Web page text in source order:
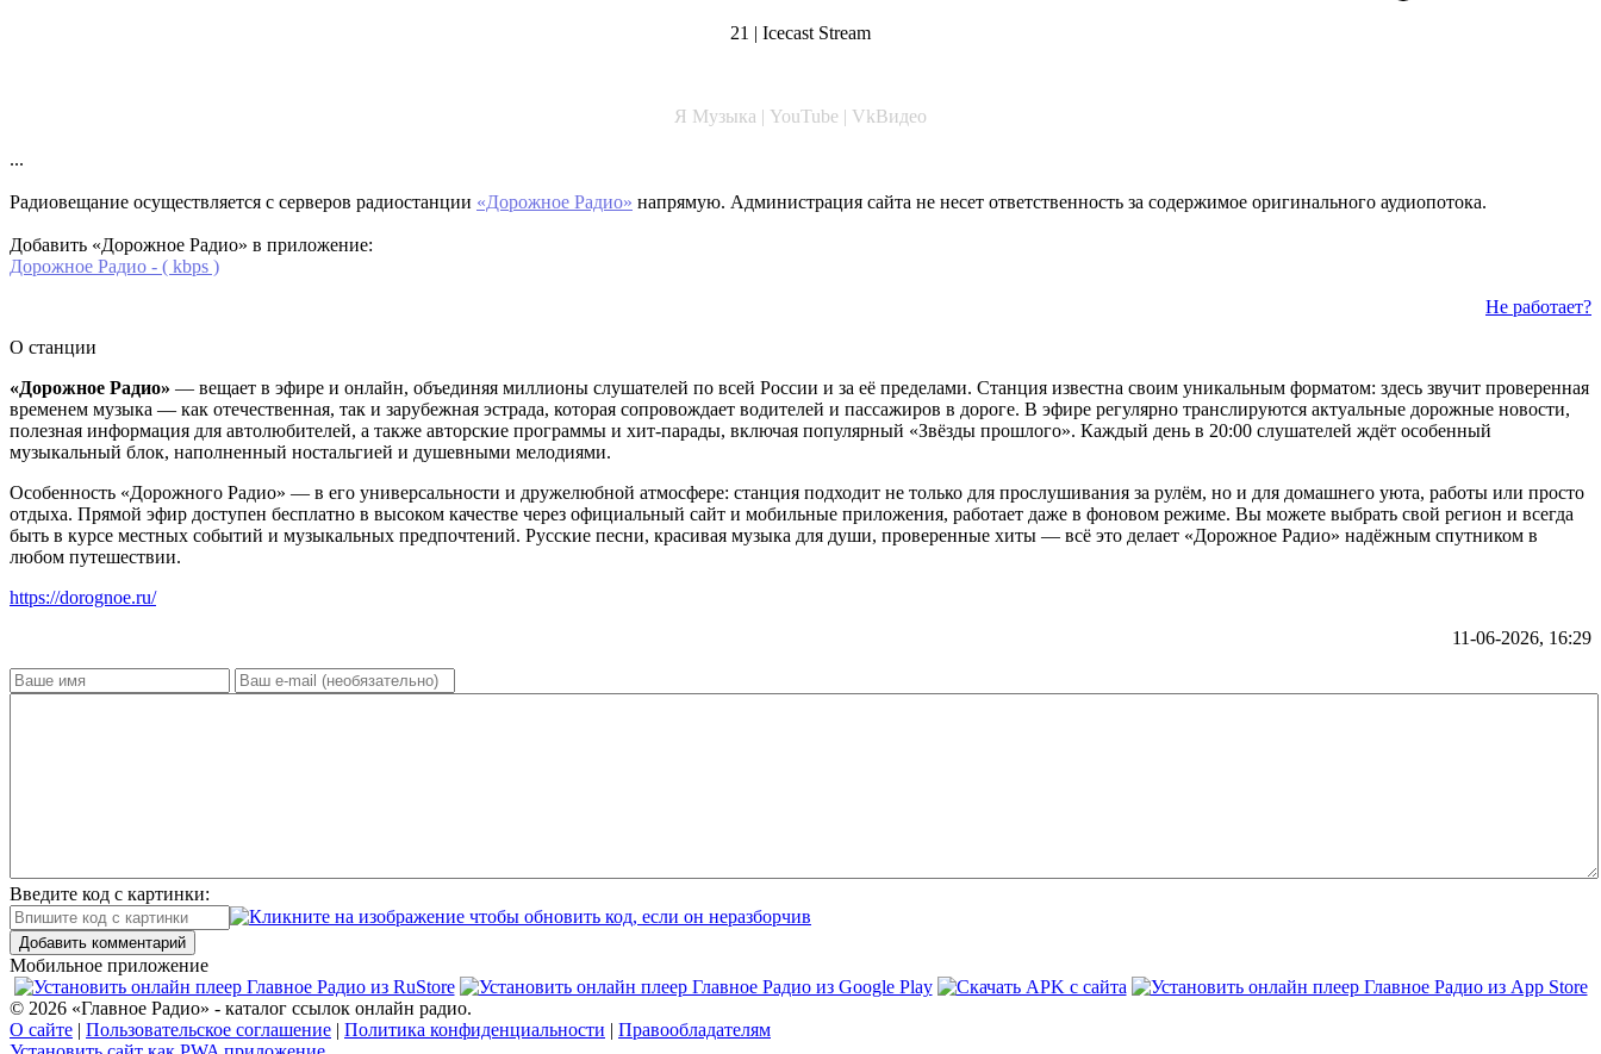
21 | Icecast Stream
Я Музыка | YouTube | VkВидео
...
Радиовещание осуществляется с серверов радиостанции «Дорожное Радио» напрямую. Администрация сайта не несет ответственность за содержимое оригинального аудиопотока.
Добавить «Дорожное Радио» в приложение:
Дорожное Радио - ( kbps )
Не работает?
О станции
«Дорожное Радио» — вещает в эфире и онлайн, объединяя миллионы слушателей по всей России и за её пределами. Станция известна своим уникальным форматом: здесь звучит проверенная
временем музыка — как отечественная, так и зарубежная эстрада, которая сопровождает водителей и пассажиров в дороге. В эфире регулярно транслируются актуальные дорожные новости,
полезная информация для автолюбителей, а также авторские программы и хит-парады, включая популярный «Звёзды прошлого». Каждый день в 20:00 слушателей ждёт особенный
музыкальный блок, наполненный ностальгией и душевными мелодиями.
Особенность «Дорожного Радио» — в его универсальности и дружелюбной атмосфере: станция подходит не только для прослушивания за рулём, но и для домашнего уюта, работы или просто
отдыха. Прямой эфир доступен бесплатно в высоком качестве через официальный сайт и мобильные приложения, работает даже в фоновом режиме. Вы можете выбрать свой регион и всегда
быть в курсе местных событий и музыкальных предпочтений. Русские песни, красивая музыка для души, проверенные хиты — всё это делает «Дорожное Радио» надёжным спутником в
любом путешествии.
https://dorognoe.ru/
11-06-2026, 16:29
Введите код с картинки:
Добавить комментарий
Мобильное приложение
© 2026 «Главное Радио» - каталог ссылок онлайн радио.
О сайте | Пользовательское соглашение | Политика конфиденциальности | Правообладателям